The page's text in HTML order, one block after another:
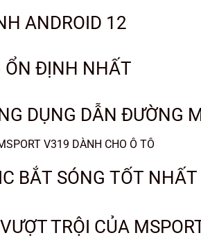
ANDROID 12
ỔN ĐỊNH NHẤT
DỤNG DẪN
BẮT SÓNG TỐT NHẤT
TRỘI CỦA